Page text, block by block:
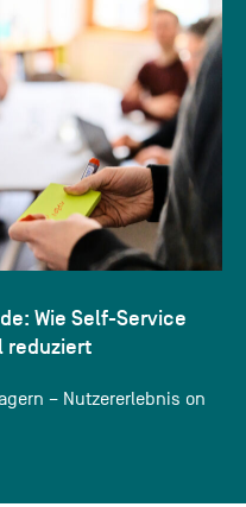
Wie Self-Service
reduziert
– Nutzererlebnis on